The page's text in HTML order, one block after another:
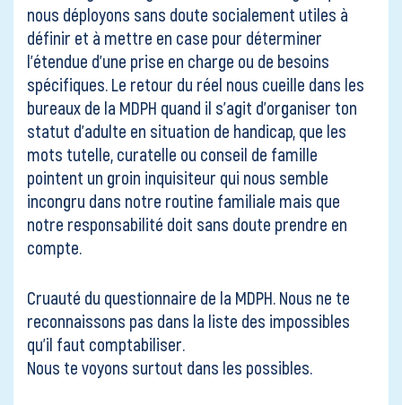
nous déployons sans doute socialement utiles à
définir et à mettre en case pour déterminer
l’étendue d’une prise en charge ou de besoins
spécifiques. Le retour du réel nous cueille dans les
bureaux de la MDPH quand il s’agit d’organiser ton
statut d’adulte en situation de handicap, que les
mots tutelle, curatelle ou conseil de famille
pointent un groin inquisiteur qui nous semble
incongru dans notre routine familiale mais que
notre responsabilité doit sans doute prendre en
compte.
Cruauté du questionnaire de la MDPH. Nous ne te
reconnaissons pas dans la liste des impossibles
qu’il faut comptabiliser.
Nous te voyons surtout dans les possibles.